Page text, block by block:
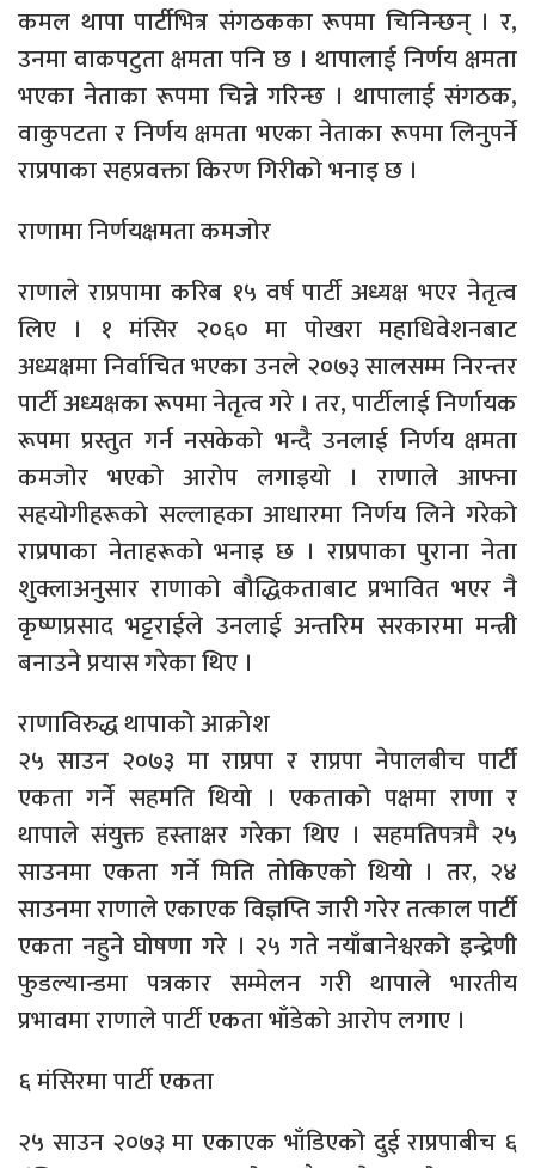
कमल थापा पार्टीभित्र संगठकका रूपमा चिनिन्छन् । र,
उनमा वाकपटुता क्षमता पनि छ । थापालाई निर्णय क्षमता
भएका नेताका रूपमा चिन्ने गरिन्छ । थापालाई संगठक,
वाकुपटता र निर्णय क्षमता भएका नेताका रूपमा लिनुपर्ने
राप्रपाका सहप्रवक्ता किरण गिरीको भनाइ छ ।
राणामा निर्णयक्षमता कमजोर
राणाले राप्रपामा करिब १५ वर्ष पार्टी अध्यक्ष भएर नेतृत्व
लिए । १ मंसिर २०६० मा पोखरा महाधिवेशनबाट
अध्यक्षमा निर्वाचित भएका उनले २०७३ सालसम्म निरन्तर
पार्टी अध्यक्षका रूपमा नेतृत्व गरे । तर, पार्टीलाई निर्णायक
रूपमा प्रस्तुत गर्न नसकेको भन्दै उनलाई निर्णय क्षमता
कमजोर भएको आरोप लगाइयो । राणाले आफ्ना
सहयोगीहरूको सल्लाहका आधारमा निर्णय लिने गरेको
राप्रपाका नेताहरूको भनाइ छ । राप्रपाका पुराना नेता
शुक्लाअनुसार राणाको बौद्धिकताबाट प्रभावित भएर नै
कृष्णप्रसाद भट्टराईले उनलाई अन्तरिम सरकारमा मन्त्री
बनाउने प्रयास गरेका थिए ।
राणाविरुद्ध थापाको आक्रोश
२५ साउन २०७३ मा राप्रपा र राप्रपा नेपालबीच पार्टी
एकता गर्ने सहमति थियो । एकताको पक्षमा राणा र
थापाले संयुक्त हस्ताक्षर गरेका थिए । सहमतिपत्रमै २५
साउनमा एकता गर्ने मिति तोकिएको थियो । तर, २४
साउनमा राणाले एकाएक विज्ञप्ति जारी गरेर तत्काल पार्टी
एकता नहुने घोषणा गरे । २५ गते नयाँबानेश्वरको इन्द्रेणी
फुडल्यान्डमा पत्रकार सम्मेलन गरी थापाले भारतीय
प्रभावमा राणाले पार्टी एकता भाँडेको आरोप लगाए ।
६ मंसिरमा पार्टी एकता
२५ साउन २०७३ मा एकाएक भाँडिएको दुई राप्रपाबीच ६